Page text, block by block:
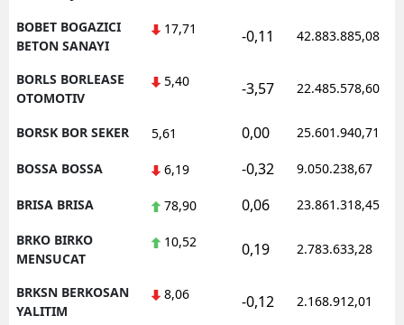
BOBET BOGAZICI
BETON SANAYI
17,71 -0,11 42.883.885,08
BORLS BORLEASE
OTOMOTIV
5,40 -3,57 22.485.578,60
BORSK BOR SEKER 5,61 0,00 25.601.940,71
BOSSA BOSSA 6,19 -0,32 9.050.238,67
BRISA BRISA 78,90 0,06 23.861.318,45
BRKO BIRKO
MENSUCAT
10,52 0,19 2.783.633,28
BRKSN BERKOSAN
YALITIM
8,06 -0,12 2.168.912,01